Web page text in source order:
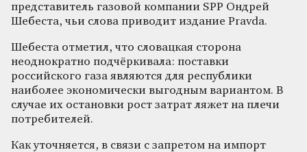
представитель газовой компании SPP Ондрей
Шебеста, чьи слова приводит издание Pravda.
Шебеста отметил, что словацкая сторона
неоднократно подчёркивала: поставки
российского газа являются для республики
наиболее экономически выгодным вариантом. В
случае их остановки рост затрат ляжет на плечи
потребителей.
Как уточняется, в связи с запретом на импорт